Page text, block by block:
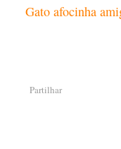
Gato afocinha
Partilhar